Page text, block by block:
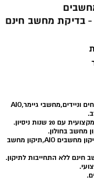
חנות מחשבים בחולון,מכירת מחשבים נייחים וניידים,מחשבי גיימר,AIO
שנות ניסיון.
מחשב בחולון.
תיקון מחשבים ניידים,תיקון מחשב נייח, תיקון מחשבים AIO,תיקון מחשב
חינם ללא התחייבות לתיקון.
- בדיקת מחשב חינם